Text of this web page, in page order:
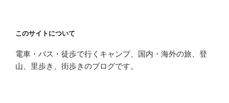
このサイトについて
電車・バス・徒歩で行くキャンプ、国内・海外の旅、登
山、里歩き、街歩きのブログです。